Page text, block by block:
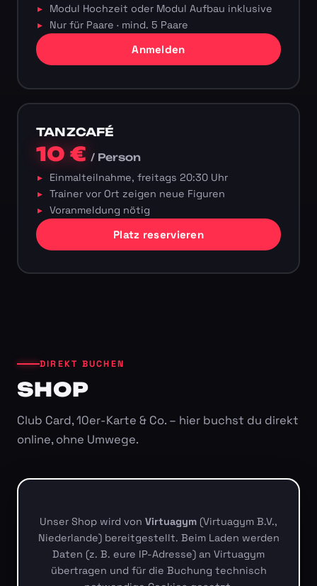
Modul Hochzeit oder Modul Aufbau inklusive
Nur für Paare · mind. 5 Paare
Anmelden
TANZCAFÉ
10 €/ Person
Einmalteilnahme, freitags 20:30 Uhr
Trainer vor Ort zeigen neue Figuren
Voranmeldung nötig
Platz reservieren
DIREKT BUCHEN
SHOP
Club Card, 10er-Karte & Co. – hier buchst du direkt
online, ohne Umwege.
Unser Shop wird von Virtuagym (Virtuagym B.V.,
Niederlande) bereitgestellt. Beim Laden werden
Daten (z. B. eure IP-Adresse) an Virtuagym
übertragen und für die Buchung technisch